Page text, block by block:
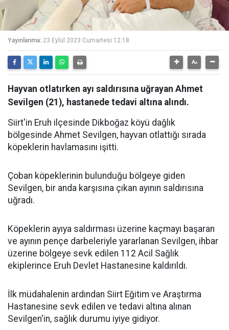
Yayınlanma: 23 Eylül 2023 Cumartesi 12:18
Hayvan otlatırken ayı saldırısına uğrayan Ahmet
Sevilgen (21), hastanede tedavi altına alındı.
Siirt'in Eruh ilçesinde Dikboğaz köyü dağlık
bölgesinde Ahmet Sevilgen, hayvan otlattığı sırada
köpeklerin havlamasını işitti.
Çoban köpeklerinin bulunduğu bölgeye giden
Sevilgen, bir anda karşısına çıkan ayının saldırısına
uğradı.
Köpeklerin ayıya saldırması üzerine kaçmayı başaran
ve ayının pençe darbeleriyle yararlanan Sevilgen, ihbar
üzerine bölgeye sevk edilen 112 Acil Sağlık
ekiplerince Eruh Devlet Hastanesine kaldırıldı.
İlk müdahalenin ardından Siirt Eğitim ve Araştırma
Hastanesine sevk edilen ve tedavi altına alınan
Sevilgen'in, sağlık durumu iyiye gidiyor.